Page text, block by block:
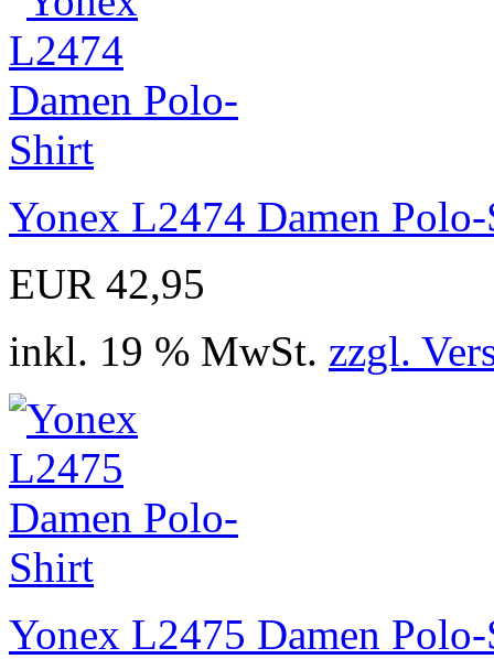
Yonex L2474 Damen
EUR 42,95
inkl. 19 % MwSt. zzgl.
Yonex L2475 Damen